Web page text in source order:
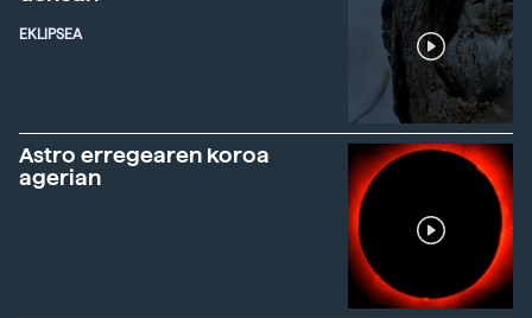
EKLIPSEA
Astro erregearen koroa
agerian